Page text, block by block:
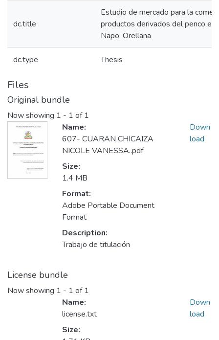
dc.title
Estudio de mercado para la
productos derivados del penco en
Napo, Orellana
dc.type Thesis
Files
Original bundle
Now showing 1 - 1 of 1
Name:
607- CUARAN CHICAIZA
NICOLE VANESSA..pdf
Size:
1.4 MB
Format:
Adobe Portable Document
Format
Description:
Trabajo de titulación
Down
load
License bundle
Now showing 1 - 1 of 1
Name:
license.txt
Size:
Down
load